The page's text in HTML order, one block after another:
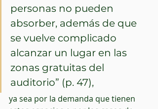
personas no pueden
absorber, además de que
se vuelve complicado
alcanzar un lugar en las
zonas gratuitas del
auditorio” (p. 47),
ya sea por la demanda que tienen